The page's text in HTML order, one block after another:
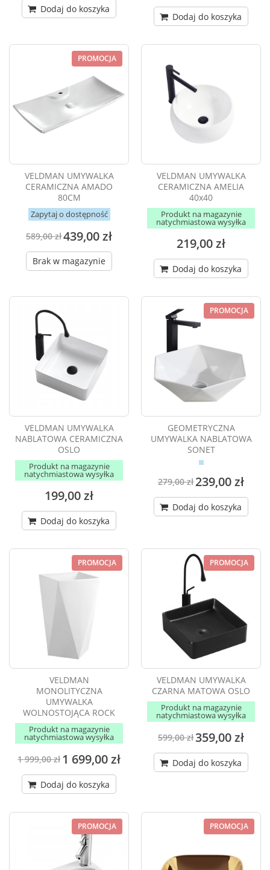
Dodaj do koszyka
Dodaj do koszyka
PROMOCJA
VELDMAN UMYWALKA
CERAMICZNA AMADO
80CM
Zapytaj o dostępność
589,00 zł439,00 zł
Brak w magazynie
VELDMAN UMYWALKA
CERAMICZNA AMELIA
40x40
Produkt na magazynie
natychmiastowa wysyłka
219,00 zł
Dodaj do koszyka
VELDMAN UMYWALKA
NABLATOWA CERAMICZNA
OSLO
Produkt na magazynie
natychmiastowa wysyłka
199,00 zł
Dodaj do koszyka
PROMOCJA
GEOMETRYCZNA
UMYWALKA NABLATOWA
SONET
279,00 zł239,00 zł
Dodaj do koszyka
PROMOCJA
VELDMAN
MONOLITYCZNA
UMYWALKA
WOLNOSTOJĄCA ROCK
Produkt na magazynie
natychmiastowa wysyłka
1 999,00 zł 1 699,00 zł
Dodaj do koszyka
PROMOCJA
VELDMAN UMYWALKA
CZARNA MATOWA OSLO
Produkt na magazynie
natychmiastowa wysyłka
599,00 zł359,00 zł
Dodaj do koszyka
PROMOCJA PROMOCJA